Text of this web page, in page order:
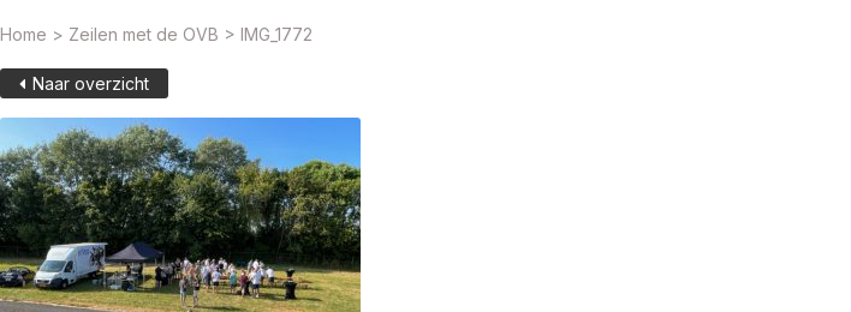
Home > Zeilen met de OVB > IMG_1772
Naar overzicht